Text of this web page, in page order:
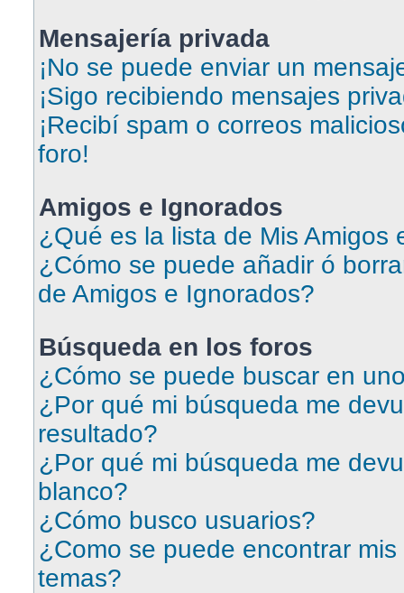
Mensajería privada
¡No se puede enviar un
¡Sigo recibiendo mensajes
¡Recibí spam o correos
foro!
Amigos e Ignorados
¿Qué es la lista de Mis Amigos
¿Cómo se puede añadir ó
de Amigos e Ignorados?
Búsqueda en los foros
¿Cómo se puede buscar en
¿Por qué mi búsqueda me
resultado?
¿Por qué mi búsqueda me
blanco?
¿Cómo busco usuarios?
¿Como se puede encontrar
temas?